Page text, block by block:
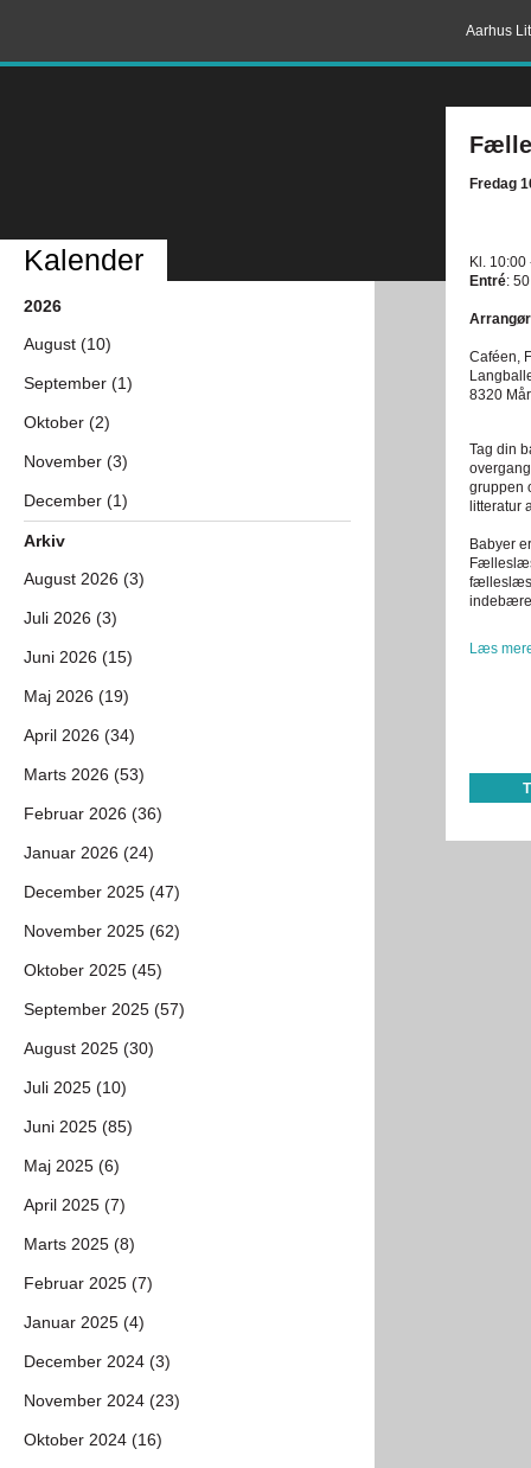
Aarhus
Fredag
Kl. 10:00
Entré:
Caféen,
8320
Tag din
gruppen
litteratur
Babyer
Læs
Kalender
2026
August (10)
September (1)
Oktober (2)
November (3)
December (1)
Arkiv
August 2026 (3)
Juli 2026 (3)
Juni 2026 (15)
Maj 2026 (19)
April 2026 (34)
Marts 2026 (53)
Februar 2026 (36)
Januar 2026 (24)
December 2025 (47)
November 2025 (62)
Oktober 2025 (45)
September 2025 (57)
August 2025 (30)
Juli 2025 (10)
Juni 2025 (85)
Maj 2025 (6)
April 2025 (7)
Marts 2025 (8)
Februar 2025 (7)
Januar 2025 (4)
December 2024 (3)
November 2024 (23)
Oktober 2024 (16)